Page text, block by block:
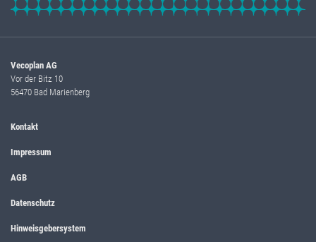
Vecoplan AG
Vor der Bitz 10
56470 Bad Marienberg
Kontakt
Impressum
AGB
Datenschutz
Hinweisgebersystem